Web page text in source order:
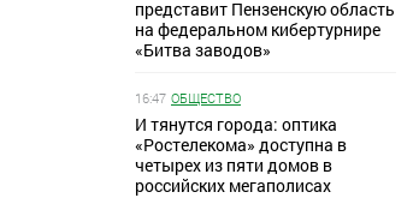
представит Пензенскую область
на федеральном кибертурнире
«Битва заводов»
16:47 ОБЩЕСТВО
И тянутся города: оптика
«Ростелекома» доступна в
четырех из пяти домов в
российских мегаполисах